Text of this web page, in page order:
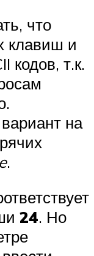
что
клавиш и
кодов, т.к.
на
.
24. Но